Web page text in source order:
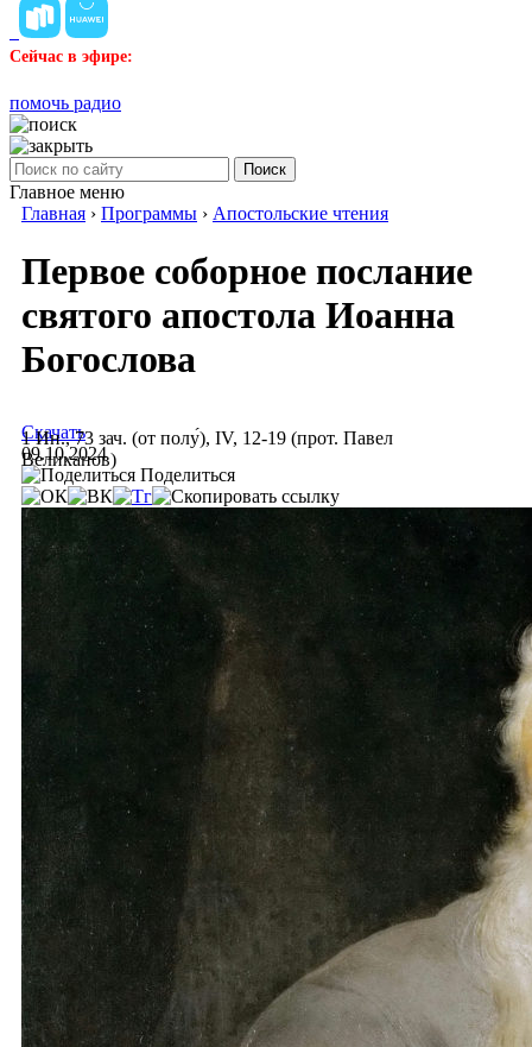
Сейчас в эфире:
помочь радио
Поиск
Главное меню
Главная › Программы › Апостольские чтения
Первое соборное послание
святого апостола Иоанна
Богослова
1 Ин., 73 зач. (от полу́), IV, 12-19 (прот. Павел
Великанов)
Скачать
09.10.2024
Поделиться